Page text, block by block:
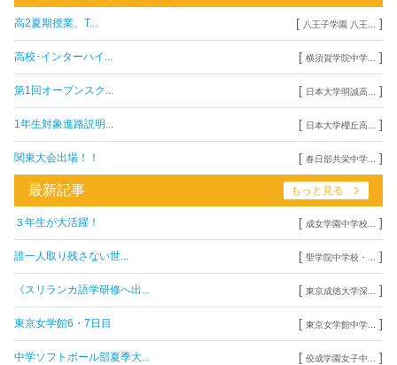
高2夏期授業、T... [ 八王子学園 八王... ]
高校･インターハイ... [ 横須賀学院中学... ]
第1回オープンスク... [ 日本大学明誠高... ]
1年生対象進路説明... [ 日本大学櫻丘高... ]
関東大会出場！！ [ 春日部共栄中学... ]
最新記事 もっと見る
３年生が大活躍！ [ 成女学園中学校... ]
誰一人取り残さない世... [ 聖学院中学校・... ]
《スリランカ語学研修へ出... [ 東京成徳大学深... ]
東京女学館6・7日目 [ 東京女学館中学... ]
中学ソフトボール部夏季大... [ 佼成学園女子中... ]